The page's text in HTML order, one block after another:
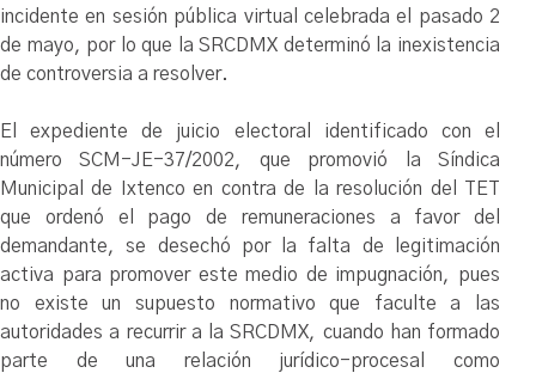
incidente en sesión pública virtual celebrada el pasado 2
de mayo, por lo que la SRCDMX determinó la inexistencia
de controversia a resolver.
El expediente de juicio electoral identificado con el
número SCM-JE-37/2002, que promovió la Síndica
Municipal de Ixtenco en contra de la resolución del TET
que ordenó el pago de remuneraciones a favor del
demandante, se desechó por la falta de legitimación
activa para promover este medio de impugnación, pues
no existe un supuesto normativo que faculte a las
autoridades a recurrir a la SRCDMX, cuando han formado
parte de una relación jurídico-procesal como